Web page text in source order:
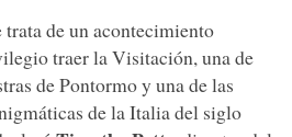
trata de un acontecimiento
traer la Visitación, una de
de Pontormo y una de las
de la Italia del siglo